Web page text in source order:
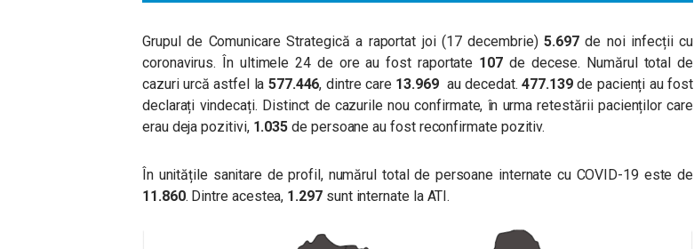
Grupul de Comunicare Strategică a raportat joi (17 decembrie)5.697de noi infecții cu
coronavirus. În ultimele 24 de ore au fost raportate 107 de decese. Numărul total de
cazuri urcă astfel la 577.446, dintre care13.969 au decedat. 477.139de pacienți au fost
declarați vindecați. Distinct de cazurile nou confirmate, în urma retestării pacienților care
erau deja pozitivi, 1.035 de persoane au fost reconfirmate pozitiv.
În unitățile sanitare de profil, numărul total de persoane internate cu COVID-19 este de
11.860. Dintre acestea, 1.297sunt internate la ATI.